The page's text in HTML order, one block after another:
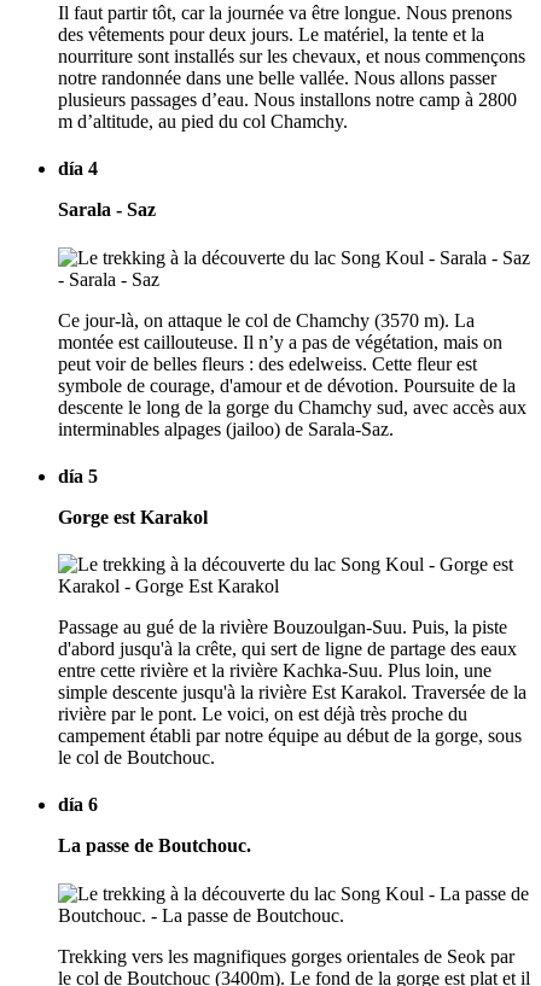
Il faut partir tôt, car la journée va être longue. Nous prenons
des vêtements pour deux jours. Le matériel, la tente et la
nourriture sont installés sur les chevaux, et nous commençons
notre randonnée dans une belle vallée. Nous allons passer
plusieurs passages d’eau. Nous installons notre camp à 2800
m d’altitude, au pied du col Chamchy.
día 4
Sarala - Saz
Ce jour-là, on attaque le col de Chamchy (3570 m). La
montée est caillouteuse. Il n’y a pas de végétation, mais on
peut voir de belles fleurs : des edelweiss. Cette fleur est
symbole de courage, d'amour et de dévotion. Poursuite de la
descente le long de la gorge du Chamchy sud, avec accès aux
interminables alpages (jailoo) de Sarala-Saz.
día 5
Gorge est Karakol
Passage au gué de la rivière Bouzoulgan-Suu. Puis, la piste
d'abord jusqu'à la crête, qui sert de ligne de partage des eaux
entre cette rivière et la rivière Kachka-Suu. Plus loin, une
simple descente jusqu'à la rivière Est Karakol. Traversée de la
rivière par le pont. Le voici, on est déjà très proche du
campement établi par notre équipe au début de la gorge, sous
le col de Boutchouc.
día 6
La passe de Boutchouc.
Trekking vers les magnifiques gorges orientales de Seok par
le col de Boutchouc (3400m). Le fond de la gorge est plat et il